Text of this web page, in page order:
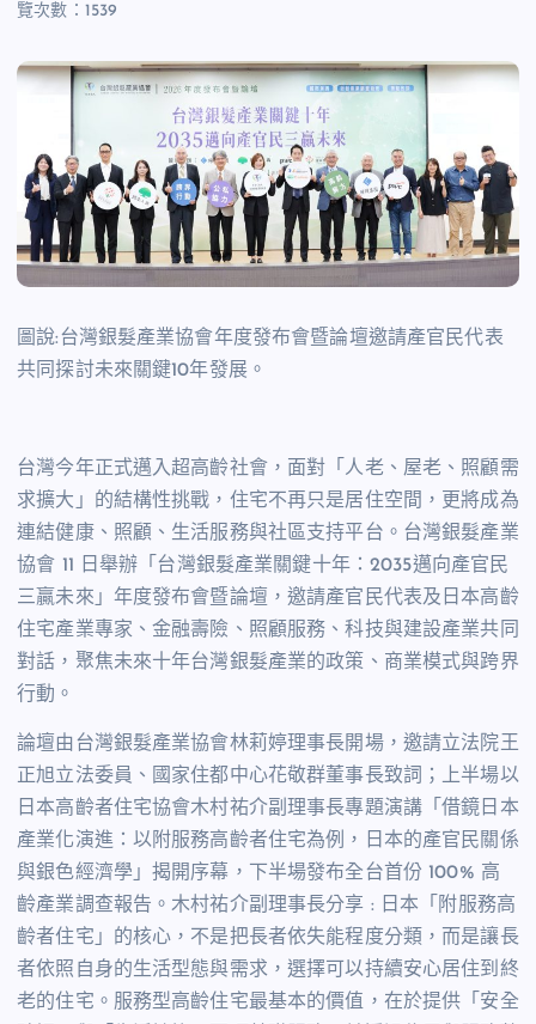
覽次數：1539
圖說:台灣銀髮產業協會年度發布會暨論壇邀請產官民代表
共同探討未來關鍵10年發展。
台灣今年正式邁入超高齡社會，面對「人老、屋老、照顧需
求擴大」的結構性挑戰，住宅不再只是居住空間，更將成為
連結健康、照顧、生活服務與社區支持平台。台灣銀髮產業
協會 11 日舉辦「台灣銀髮產業關鍵十年：2035邁向產官民
三贏未來」年度發布會暨論壇，邀請產官民代表及日本高齡
住宅產業專家、金融壽險、照顧服務、科技與建設產業共同
對話，聚焦未來十年台灣銀髮產業的政策、商業模式與跨界
行動。
論壇由台灣銀髮產業協會林莉婷理事長開場，邀請立法院王
正旭立法委員、國家住都中心花敬群董事長致詞；上半場以
日本高齡者住宅協會木村祐介副理事長專題演講「借鏡日本
產業化演進：以附服務高齡者住宅為例，日本的產官民關係
與銀色經濟學」揭開序幕，下半場發布全台首份 100% 高
齡產業調查報告。木村祐介副理事長分享 : 日本「附服務高
齡者住宅」的核心，不是把長者依失能程度分類，而是讓長
者依照自身的生活型態與需求，選擇可以持續安心居住到終
老的住宅。服務型高齡住宅最基本的價值，在於提供「安全